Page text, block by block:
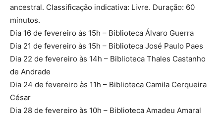
ancestral. Classificação indicativa: Livre. Duração: 60
minutos.
Dia 16 de fevereiro às 15h – Biblioteca Álvaro Guerra
Dia 21 de fevereiro às 15h – Biblioteca José Paulo Paes
Dia 22 de fevereiro às 14h – Biblioteca Thales Castanho
de Andrade
Dia 24 de fevereiro às 11h – Biblioteca Camila Cerqueira
César
Dia 28 de fevereiro às 10h – Biblioteca Amadeu Amaral